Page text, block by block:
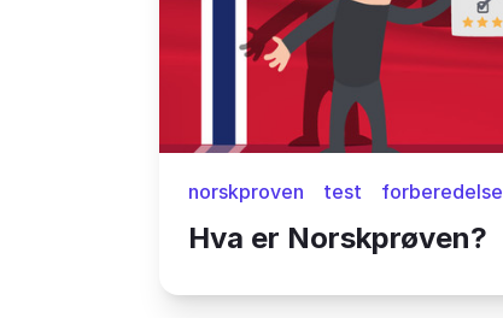
norskproven test forberedelse
Hva er Norskprøven?